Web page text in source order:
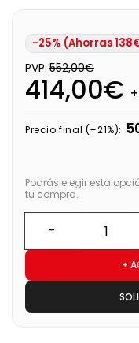
-25% (Ahorras
PVP: 552,00€
414,00€
Precio final (+21%):
Podrás elegir esta
tu compra.
+